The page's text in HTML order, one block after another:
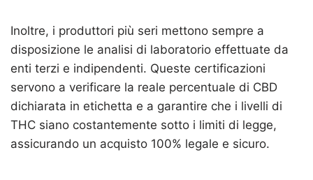
Inoltre, i produttori più seri mettono sempre a
disposizione le analisi di laboratorio effettuate da
enti terzi e indipendenti. Queste certificazioni
servono a verificare la reale percentuale di CBD
dichiarata in etichetta e a garantire che i livelli di
THC siano costantemente sotto i limiti di legge,
assicurando un acquisto 100% legale e sicuro.